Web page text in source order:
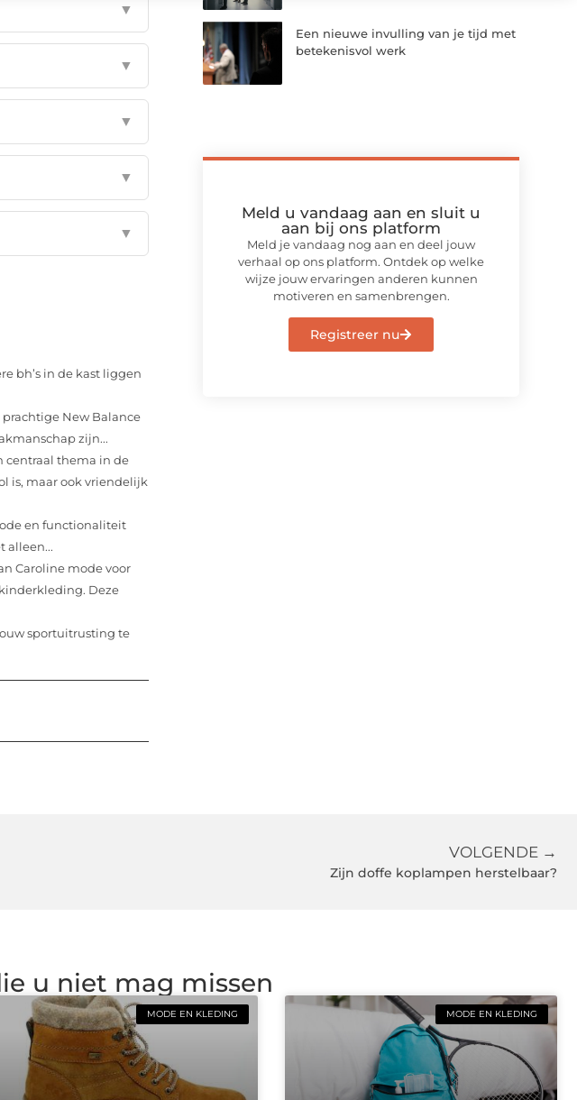
▼
▼
▼
▼
▼
bh’s in de kast liggen
New Balance
zijn...
centraal thema in de
is, maar ook vriendelijk
en functionaliteit
alleen...
Caroline mode voor
Deze
sportuitrusting te
Een nieuwe invulling van je tijd met
betekenisvol werk
Meld u vandaag aan en sluit u
aan bij ons platform
Meld je vandaag nog aan en deel jouw
verhaal op ons platform. Ontdek op welke
wijze jouw ervaringen anderen kunnen
motiveren en samenbrengen.
Registreer nu
VOLGENDE →
Zijn doffe koplampen herstelbaar?
u niet mag missen
MODE EN KLEDING MODE EN KLEDING